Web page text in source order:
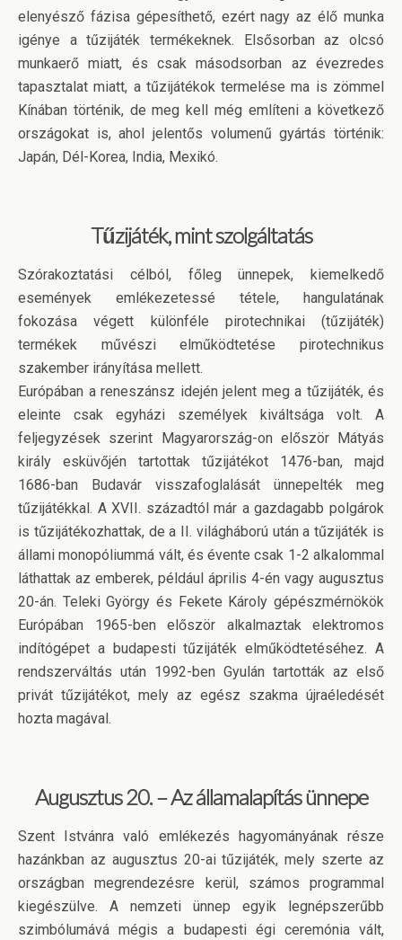
elenyésző fázisa gépesíthető, ezért nagy az élő munka
igénye a tűzijáték termékeknek. Elsősorban az olcsó
munkaerő miatt, és csak másodsorban az évezredes
tapasztalat miatt, a tűzijátékok termelése ma is zömmel
Kínában történik, de meg kell még említeni a következő
országokat is, ahol jelentős volumenű gyártás történik:
Japán, Dél-Korea, India, Mexikó.
Tűzijáték, mint szolgáltatás
Szórakoztatási célból, főleg ünnepek, kiemelkedő
események emlékezetessé tétele, hangulatának
fokozása végett különféle pirotechnikai (tűzijáték)
termékek művészi elműködtetése pirotechnikus
szakember irányítása mellett.
Európában a reneszánsz idején jelent meg a tűzijáték, és
eleinte csak egyházi személyek kiváltsága volt. A
feljegyzések szerint Magyarország-on először Mátyás
király esküvőjén tartottak tűzijátékot 1476-ban, majd
1686-ban Budavár visszafoglalását ünnepelték meg
tűzijátékkal. A XVII. századtól már a gazdagabb polgárok
is tűzijátékozhattak, de a II. világháború után a tűzijáték is
állami monopóliummá vált, és évente csak 1-2 alkalommal
láthattak az emberek, például április 4-én vagy augusztus
20-án. Teleki György és Fekete Károly gépészmérnökök
Európában 1965-ben először alkalmaztak elektromos
indítógépet a budapesti tűzijáték elműködtetéséhez. A
rendszerváltás után 1992-ben Gyulán tartották az első
privát tűzijátékot, mely az egész szakma újraéledését
hozta magával.
Augusztus 20. – Az államalapítás ünnepe
Szent Istvánra való emlékezés hagyományának része
hazánkban az augusztus 20-ai tűzijáték, mely szerte az
országban megrendezésre kerül, számos programmal
kiegészülve. A nemzeti ünnep egyik legnépszerűbb
szimbólumává mégis a budapesti égi ceremónia vált,